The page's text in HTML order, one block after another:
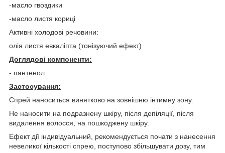
-масло гвоздики
-масло листя кориці
Активні холодові речовини:
олія листя евкаліпта (тонізуючий ефект)
Доглядові компоненти:
- пантенол
Застосування:
Спрей наноситься винятково на зовнішню інтимну зону.
Не наносити на подразнену шкіру, після депіляції, після
видалення волосся, на пошкоджену шкіру.
Ефект дії індивідуальний, рекомендується почати з нанесення
невеликої кількості спрею, поступово збільшувати дозу, тим